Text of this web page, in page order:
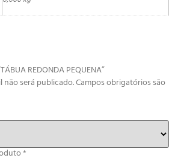
REDONDA PEQUENA”
não será publicado.Campos obrigatórios são
*